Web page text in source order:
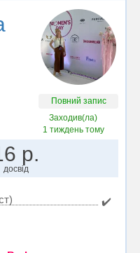
Повний запис
Заходив(ла)
1 тиждень тому
р.
досвід
✔️